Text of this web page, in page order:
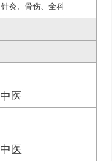
针灸、骨伤、全科
中医
中医